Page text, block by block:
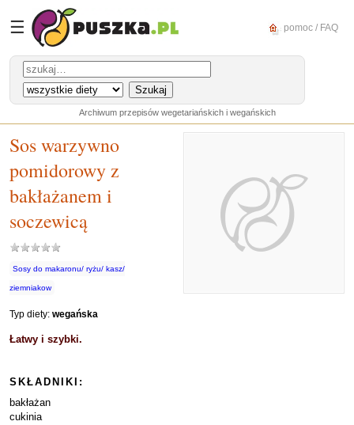
☰ pomoc / FAQ
Archiwum przepisów wegetariańskich i wegańskich
Sos warzywno
pomidorowy z
bakłażanem i
soczewicą
Sosy do makaronu/ ryżu/ kasz/
ziemniakow
Typ diety: wegańska
Łatwy i szybki.
SKŁADNIKI:
bakłażan
cukinia